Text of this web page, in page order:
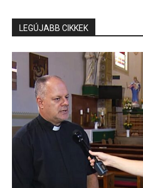
LEGÚJABB CIKKEK